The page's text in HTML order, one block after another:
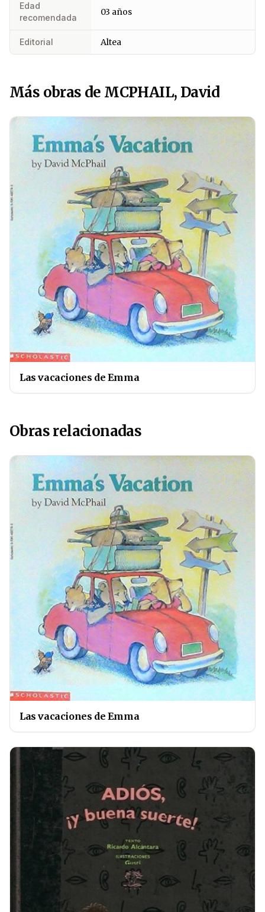
Edad
recomendada
03 años
Editorial Altea
Más obras de MCPHAIL, David
Las vacaciones de Emma
Obras relacionadas
Las vacaciones de Emma